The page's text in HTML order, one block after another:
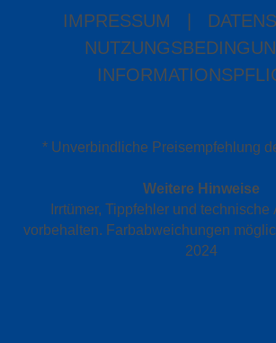
IMPRESSUM
* Unverbindliche Preisempfehlung
Weitere Hinweise
Irrtümer, Tippfehler und technische
vorbehalten. Farbabweichungen
2024